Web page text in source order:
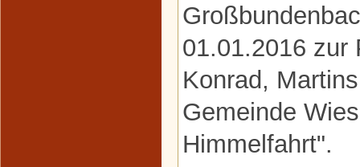
01.01.2016 zur
Konrad,
Gemeinde
Himmelfahrt".